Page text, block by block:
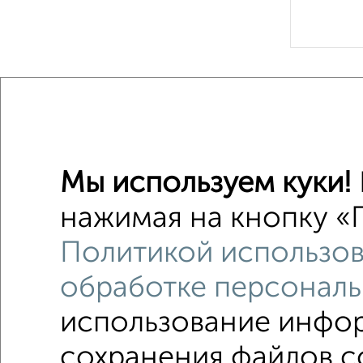
Поиск по
на
в
Мы используем куки!
нажимая на кнопку
Политикой
обработке
использование